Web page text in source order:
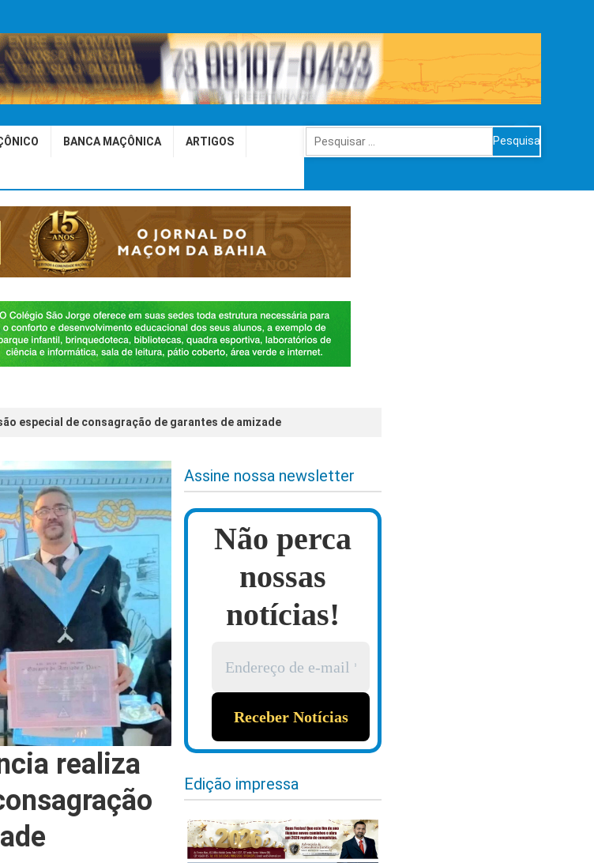
BANCA MAÇÔNICA ARTIGOS
Pesquisar
por:
especial de consagração de garantes de amizade
realiza
Assine nossa newsletter
Não perca
nossas
notícias!
Edição impressa